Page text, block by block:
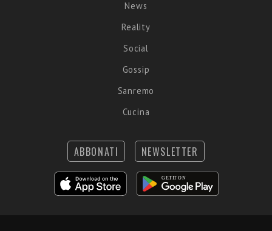
News
Reality
Social
Gossip
Sanremo
Cucina
ABBONATI NEWSLETTER